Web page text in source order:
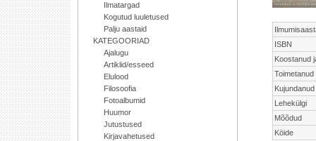
Ilmatargad
Kogutud luuletused
Palju aastaid
KATEGOORIAD
Ajalugu
Artiklid/esseed
Elulood
Filosoofia
Fotoalbumid
Huumor
Jutustused
Kirjavahetused
ISBN
Koostanud
Toimetanud
Kujundanud
Lehekülgi
Mõõdud
Köide